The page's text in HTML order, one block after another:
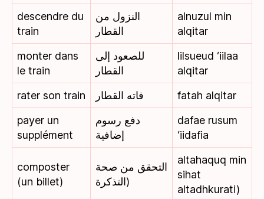
descendre du
train
النزول من
القطار
alnuzul min
alqitar
monter dans
le train
للصعود إلى
القطار
lilsueud ‘iilaa
alqitar
rater son train
فاته القطار
fatah alqitar
payer un
supplément
دفع رسوم
إضافية
dafae rusum
‘iidafia
composter
(un billet)
التحقق من صحة
التذكرة)
altahaquq min
sihat
altadhkurati)